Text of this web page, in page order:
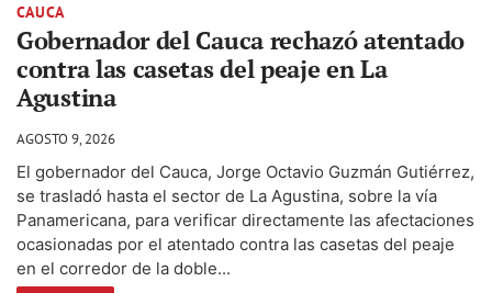
CAUCA
Gobernador del Cauca rechazó atentado
contra las casetas del peaje en La
Agustina
AGOSTO 9, 2026
El gobernador del Cauca, Jorge Octavio Guzmán Gutiérrez,
se trasladó hasta el sector de La Agustina, sobre la vía
Panamericana, para verificar directamente las afectaciones
ocasionadas por el atentado contra las casetas del peaje
en el corredor de la doble...